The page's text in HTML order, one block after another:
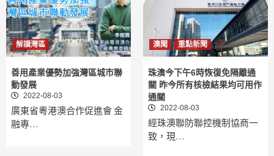
解讀灣區
善用產業優勢加強灣區城市聯
動發展
2022-08-03
廣東省粵港澳合作促進會 金
融專…
澳聞 重點新聞
珠澳今下午6時恢復免隔離通
關 昨今所有核檢結果均可用作
通關
2022-08-03
經珠澳聯防聯控機制協商一
致，現…